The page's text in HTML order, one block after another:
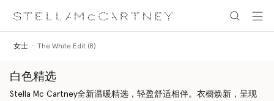
女士 The White Edit (8)
白色精选
Stella Mc Cartney全新温暖精选，轻盈舒适相伴。衣橱焕新，呈现